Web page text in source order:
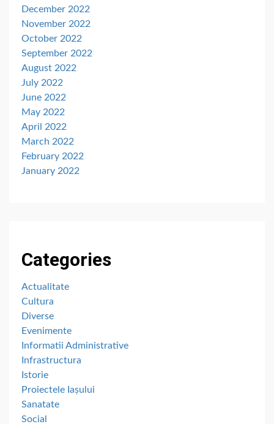
December 2022
November 2022
October 2022
September 2022
August 2022
July 2022
June 2022
May 2022
April 2022
March 2022
February 2022
January 2022
Categories
Actualitate
Cultura
Diverse
Evenimente
Informatii Administrative
Infrastructura
Istorie
Proiectele Iașului
Sanatate
Social